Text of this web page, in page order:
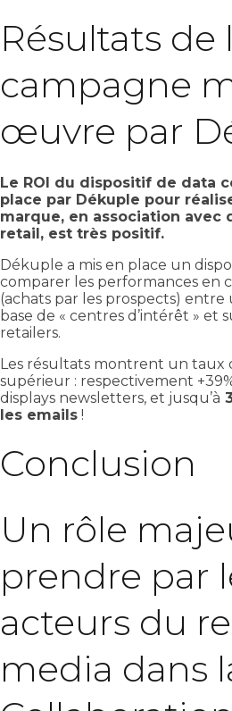
Résultats de
campagne
œuvre par
Le ROI du dispositif de data
place par Dékuple pour
marque, en association avec
retail, est très positif.
Dékuple a mis en place un
comparer les performances en
(achats par les prospects) entre
base de « centres d’intérêt » et
retailers.
Les résultats montrent un taux
supérieur : respectivement
displays newsletters, et jusqu’à
les emails !
Conclusion
Un rôle
prendre par
acteurs du
media dans